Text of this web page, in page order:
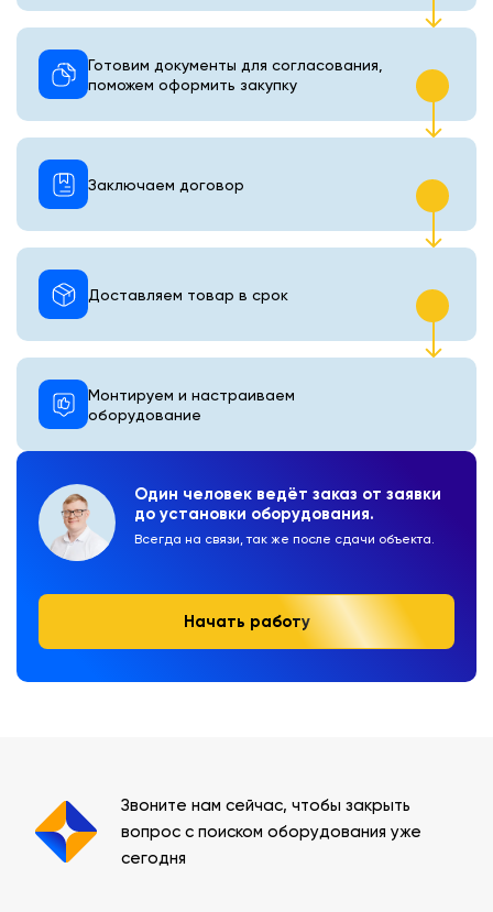
Один человек ведёт заказ от заявки
до установки оборудования.
Всегда на связи, так же после сдачи объекта.
Начать работу
Готовим документы для согласования,
поможем оформить закупку
Монтируем и настраиваем
оборудование
Доставляем товар в срок
Заключаем договор
Звоните нам сейчас, чтобы закрыть
вопрос с поиском оборудования уже
сегодня